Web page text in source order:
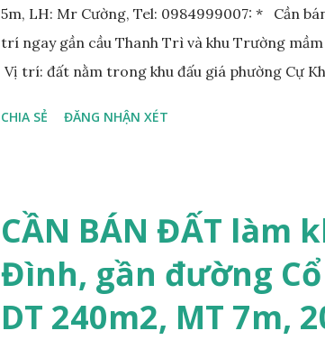
5m, LH: Mr Cường, Tel: 0984999007: * Cần
trí ngay gần cầu Thanh Trì và khu Trường
Vị trí: đất nằm trong khu đấu giá phường Cự
200m. Cách Trường cấp 2 Cự Khối khoảng
tương lai sẽ rất đẹp, lý tưởng để ở, văn phòng,
diện tích: 86m2, mặt tiền 5m, đường 10m và
lý: sổ đỏ chính chủ; * Giá bán: 6.15 tỷ, có
Mr Cường, Tel: 0984999007...
CHIA SẺ ĐĂNG NHẬN XÉT
CẦN BÁN ĐẤT làm
Đình, gần đường
DT 240m2, MT 7m,